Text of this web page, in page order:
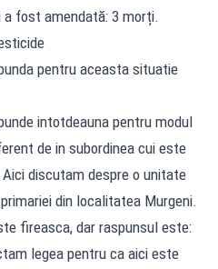
fost amendată: 3 morți.
pentru aceasta situatie
intotdeauna pentru modul
de in subordinea cui este
discutam despre o unitate
din localitatea Murgeni.
fireasca, dar raspunsul este:
legea pentru ca aici este